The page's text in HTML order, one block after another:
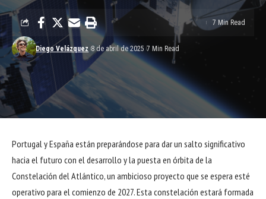
Diego Velázquez 8 de abril de 2025 7 Min Read
7 Min Read
Portugal y España están preparándose para dar un salto significativo
hacia el futuro con el desarrollo y la puesta en órbita de la
Constelación del Atlántico, un ambicioso proyecto que se espera esté
operativo para el comienzo de 2027. Esta constelación estará formada